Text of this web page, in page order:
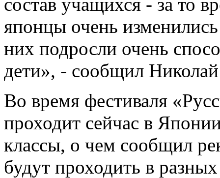
японцы очень
них подросли очень
дети», - сообщил
Во время фестиваля
проходит сейчас в
классы, о чем сообщил
будут проходить в